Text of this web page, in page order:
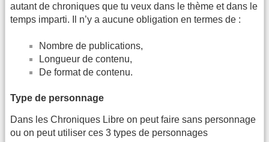
autant de chroniques que tu veux dans le thème et dans le
temps imparti. Il n’y a aucune obligation en termes de :
Nombre de publications,
Longueur de contenu,
De format de contenu.
Type de personnage
Dans les Chroniques Libre on peut faire sans personnage
ou on peut utiliser ces 3 types de personnages